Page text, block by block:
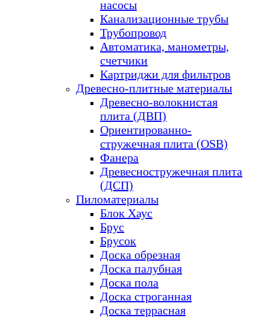
насосы
Канализационные трубы
Трубопровод
Автоматика, манометры,
счетчики
Картриджи для фильтров
Древесно-плитные материалы
Древесно-волокнистая
плита (ДВП)
Ориентированно-
стружечная плита (OSB)
Фанера
Древесностружечная плита
(ДСП)
Пиломатериалы
Блок Хаус
Брус
Брусок
Доска обрезная
Доска палубная
Доска пола
Доска строганная
Доска террасная